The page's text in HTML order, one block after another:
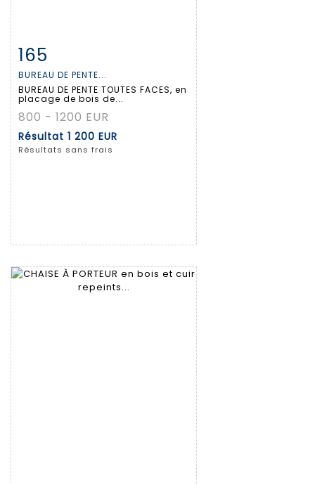
Fiche détaillée
165
BUREAU DE PENTE...
BUREAU DE PENTE TOUTES FACES, en
placage de bois de...
800 - 1200 EUR
Résultat 1 200 EUR
Résultats sans frais